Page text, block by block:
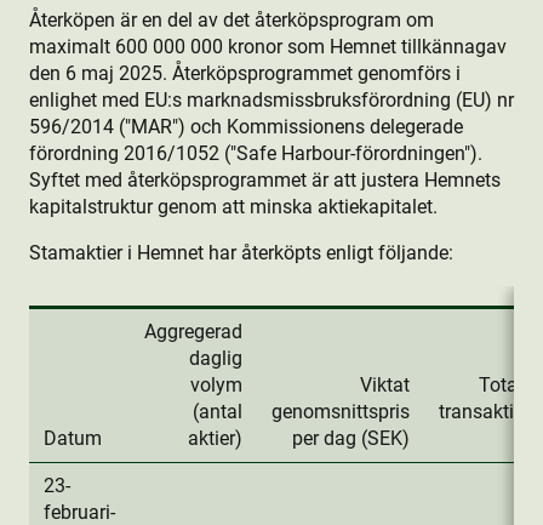
Återköpen är en del av det återköpsprogram om
maximalt 600 000 000 kronor som Hemnet tillkännagav
den 6 maj 2025. Återköpsprogrammet genomförs i
enlighet med EU:s marknadsmissbruksförordning (EU) nr
596/2014 ("MAR") och Kommissionens delegerade
förordning 2016/1052 ("Safe Harbour-förordningen").
Syftet med återköpsprogrammet är att justera Hemnets
kapitalstruktur genom att minska aktie­kapitalet.
Stamaktie­r i Hemnet har återköpts enligt följande:
Datum
Aggregerad
daglig
volym
(antal
aktie­r)
Viktat
genomsnittspris
per dag (SEK)
Totalt
23-
februari-